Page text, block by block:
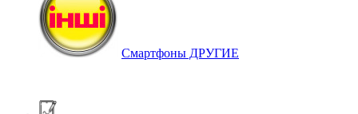
Смартфоны ДРУГИЕ